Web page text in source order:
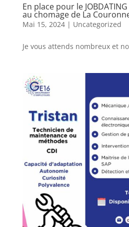
En place pour le
au chomage de La
Mai 15, 2024| Uncategorized
Je vous attends nombreux et